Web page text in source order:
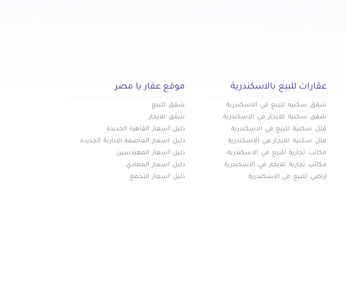
عقارات للبيع بالاسكندرية
شقق سكنيه للبيع في الاسكندرية
شقق سكنية للايجار في الاسكندرية
فلل سكنية للبيع في الاسكندرية
فلل سكنية للايجار في الاسكندرية
مكاتب تجارية للبيع في الاسكندرية
مكاتب تجارية للايجار في الاسكندرية
اراضي للبيع في الاسكندرية
موقع عقار يا مصر
شقق للبيع
شقق للايجار
دليل اسعار القاهرة الجديدة
دليل اسعار العاصمة الادارية الجديدة
دليل اسعار المهندسين
دليل اسعار المعادي
دليل اسعار التجمع